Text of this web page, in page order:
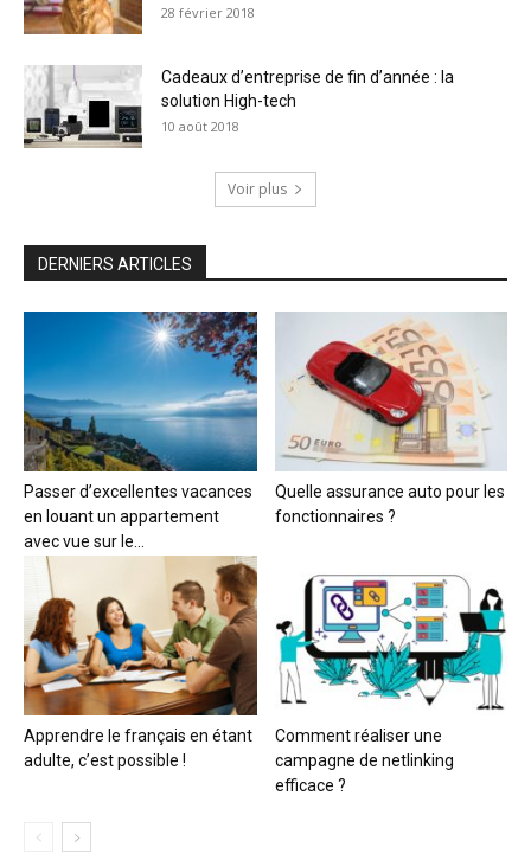
28 février 2018
Cadeaux d’entreprise de fin d’année : la
solution High-tech
10 août 2018
Voir plus
DERNIERS ARTICLES
Passer d’excellentes vacances
en louant un appartement
avec vue sur le...
Quelle assurance auto pour les
fonctionnaires ?
Apprendre le français en étant
adulte, c’est possible !
Comment réaliser une
campagne de netlinking
efficace ?